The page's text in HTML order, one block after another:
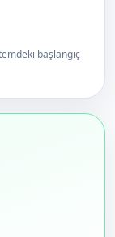
başlangıç